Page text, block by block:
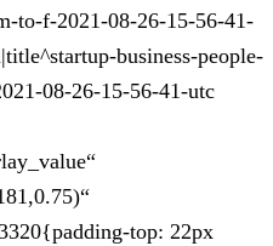
to-f-2021-08-26-15-56-41-
business-people-
08-26-15-56-41-utc
top: 22px